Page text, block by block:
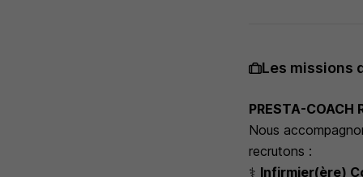
Les missions
PRESTA-COACH
Nous
recrutons :
⚕️ Infirmier(ère)